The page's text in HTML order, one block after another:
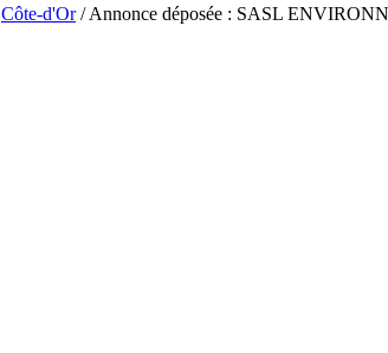
Côte-d'Or/ Annonce déposée : SASL